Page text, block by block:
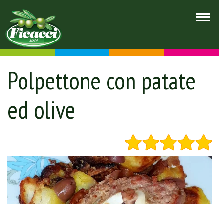
Polpettone con patate
ed olive